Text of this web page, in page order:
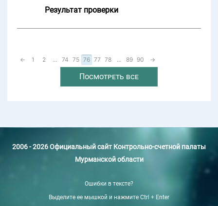
Результат проверки
← 1 2 ... 74 75 76 77 78 ... 89 90 →
Посмотреть все
2006 - 2026 Официальный сайт Контрольно-счетной палаты
Мурманской области
Ошибки в тексте?
Выделите ее мышкой и нажмите Ctrl + Enter